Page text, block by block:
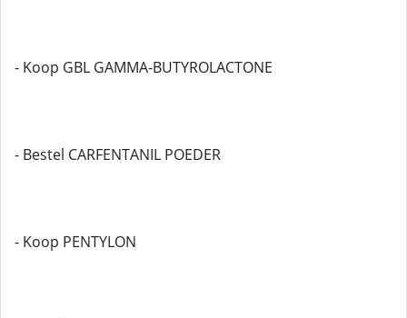
- Koop GBL GAMMA-BUTYROLACTONE
- Bestel CARFENTANIL POEDER
- Koop PENTYLON